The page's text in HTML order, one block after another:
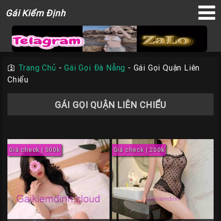
Gái Kiểm Định
Gái
Định
×
TRANG
CHỦ
Liên
Đăng
Bài
Gái
Gọi
Sài
Gòn
🛐 Trang Chủ -Gái Gọi Đà Nẵng - Gái Gọi Quận Liên
Chiểu
GÁI GỌI QUẬN LIÊN CHIỂU
Giá check | 500k Giá check | 200k